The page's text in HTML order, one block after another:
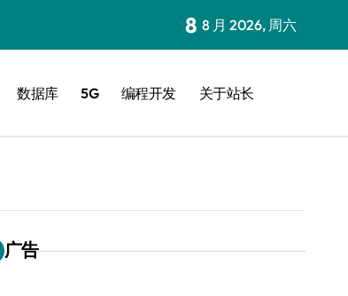
8 8 月 2026, 周六
数据库 5G 编程开发 关于站长
广告